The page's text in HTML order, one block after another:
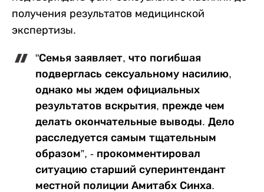
получения результатов медицинской
экспертизы.
"Семья заявляет, что погибшая
подверглась сексуальному насилию,
однако мы ждем официальных
результатов вскрытия, прежде чем
делать окончательные выводы. Дело
расследуется самым тщательным
образом”, - прокомментировал
ситуацию старший суперинтендант
местной полиции Амитабх Синха.